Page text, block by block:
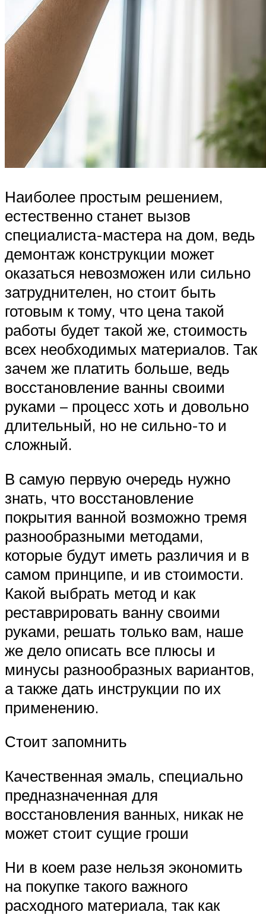
Наиболее простым решением,
естественно станет вызов
специалиста-мастера на дом, ведь
демонтаж конструкции может
оказаться невозможен или сильно
затруднителен, но стоит быть
готовым к тому, что цена такой
работы будет такой же, стоимость
всех необходимых материалов. Так
зачем же платить больше, ведь
восстановление ванны своими
руками – процесс хоть и довольно
длительный, но не сильно-то и
сложный.
В самую первую очередь нужно
знать, что восстановление
покрытия ванной возможно тремя
разнообразными методами,
которые будут иметь различия и в
самом принципе, и ив стоимости.
Какой выбрать метод и как
реставрировать ванну своими
руками, решать только вам, наше
же дело описать все плюсы и
минусы разнообразных вариантов,
а также дать инструкции по их
применению.
Стоит запомнить
Качественная эмаль, специально
предназначенная для
восстановления ванных, никак не
может стоит сущие гроши
Ни в коем разе нельзя экономить
на покупке такого важного
расходного материала, так как